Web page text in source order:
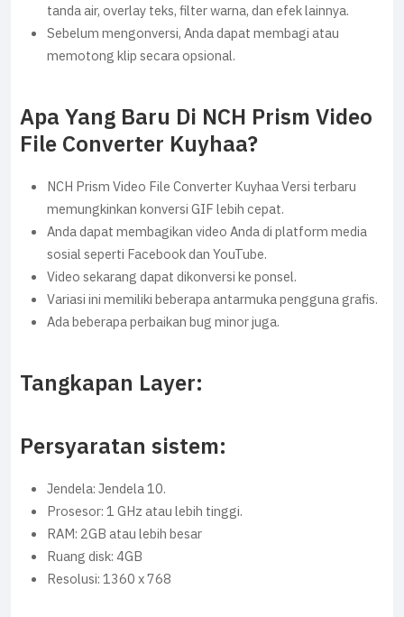
tanda air, overlay teks, filter warna, dan efek lainnya.
Sebelum mengonversi, Anda dapat membagi atau
memotong klip secara opsional.
Apa Yang Baru Di NCH Prism Video
File Converter Kuyhaa?
NCH Prism Video File Converter Kuyhaa Versi terbaru
memungkinkan konversi GIF lebih cepat.
Anda dapat membagikan video Anda di platform media
sosial seperti Facebook dan YouTube.
Video sekarang dapat dikonversi ke ponsel.
Variasi ini memiliki beberapa antarmuka pengguna grafis.
Ada beberapa perbaikan bug minor juga.
Tangkapan Layer:
Persyaratan sistem:
Jendela: Jendela 10.
Prosesor: 1 GHz atau lebih tinggi.
RAM: 2GB atau lebih besar
Ruang disk: 4GB
Resolusi: 1360 x 768